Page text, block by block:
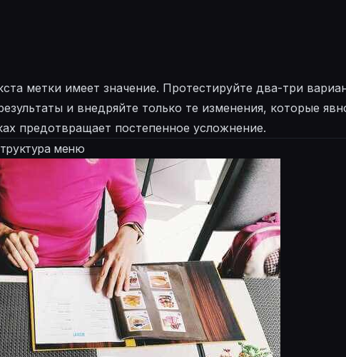
метки имеет значение. Протестируйте два-три
и внедряйте только те изменения, которые
предотвращает постепенное усложнение.
меню